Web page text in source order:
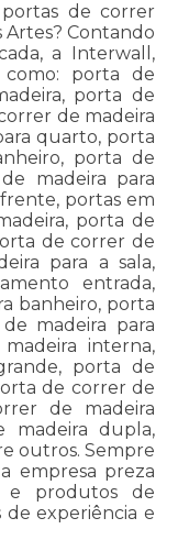
de correr
Contando
a Interwall,
como: porta de
porta de
de madeira
quarto, porta
porta de
madeira para
portas em
porta de
de correr de
para a sala,
entrada,
banheiro, porta
madeira para
interna,
porta de
de correr de
de madeira
madeira dupla,
outros. Sempre
empresa preza
e produtos de
experiência e